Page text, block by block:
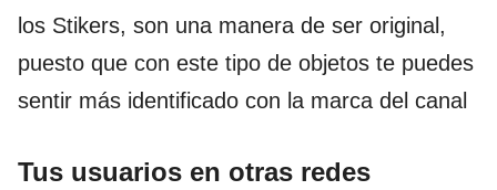
los Stikers, son una manera de ser original,
puesto que con este tipo de objetos te puedes
sentir más identificado con la marca del canal
Tus usuarios en otras redes